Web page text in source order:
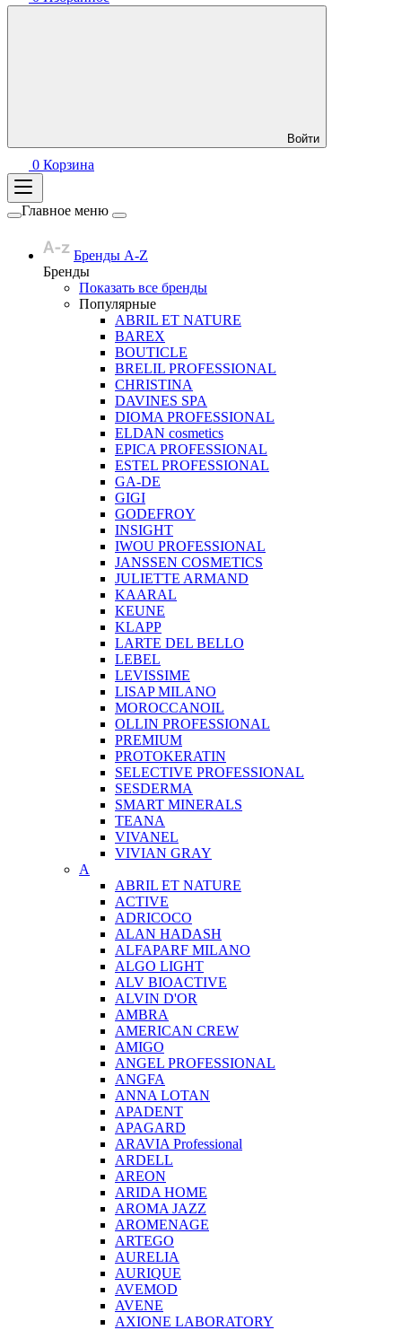
Войти
0 Корзина
Главное меню
Бренды A-Z
Бренды
Показать все бренды
Популярные
ABRIL ET NATURE
BAREX
BOUTICLE
BRELIL PROFESSIONAL
CHRISTINA
DAVINES SPA
DIOMA PROFESSIONAL
ELDAN cosmetics
EPICA PROFESSIONAL
ESTEL PROFESSIONAL
GA-DE
GIGI
GODEFROY
INSIGHT
IWOU PROFESSIONAL
JANSSEN COSMETICS
JULIETTE ARMAND
KAARAL
KEUNE
KLAPP
LARTE DEL BELLO
LEBEL
LEVISSIME
LISAP MILANO
MOROCCANOIL
OLLIN PROFESSIONAL
PREMIUM
PROTOKERATIN
SELECTIVE PROFESSIONAL
SESDERMA
SMART MINERALS
TEANA
VIVANEL
VIVIAN GRAY
A
ABRIL ET NATURE
ACTIVE
ADRICOCO
ALAN HADASH
ALFAPARF MILANO
ALGO LIGHT
ALV BIOACTIVE
ALVIN D'OR
AMBRA
AMERICAN CREW
AMIGO
ANGEL PROFESSIONAL
ANGFA
ANNA LOTAN
APADENT
APAGARD
ARAVIA Professional
ARDELL
AREON
ARIDA HOME
AROMA JAZZ
AROMENAGE
ARTEGO
AURELIA
AURIQUE
AVEMOD
AVENE
AXIONE LABORATORY